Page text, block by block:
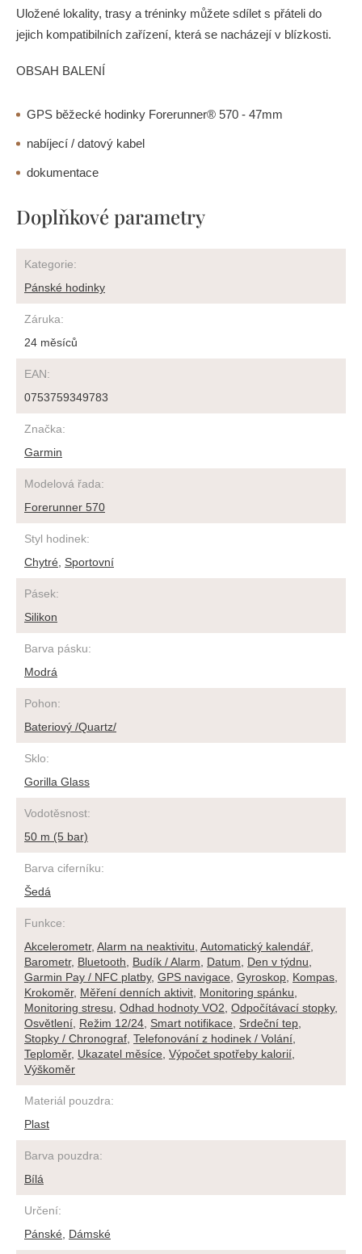
Uložené lokality, trasy a tréninky můžete sdílet s přáteli do
jejich kompatibilních zařízení, která se nacházejí v blízkosti.
OBSAH BALENÍ
GPS běžecké hodinky Forerunner® 570 - 47mm
nabíjecí / datový kabel
dokumentace
Doplňkové parametry
Kategorie:
Pánské hodinky
Záruka:
24 měsíců
EAN:
0753759349783
Značka:
Garmin
Modelová řada:
Forerunner 570
Styl hodinek:
Chytré Sportovní
Pásek:
Silikon
Barva pásku:
Modrá
Pohon:
Bateriový /Quartz/
Sklo:
Gorilla Glass
Vodotěsnost:
50 m (5 bar)
Barva ciferníku:
Šedá
Funkce:
Akcelerometr, Alarm na neaktivitu Automatický kalendář
Barometr, Bluetooth Budík / Alarm Datum Den v týdnu
Garmin Pay / NFC platby, GPS navigace Gyroskop Kompas
Krokoměr, Měření denních aktivit Monitoring spánku
Monitoring stresu Odhad hodnoty VO2 Odpočítávací stopky,
Osvětlení Režim 12/24 Smart notifikace Srdeční tep
Stopky / Chronograf Telefonování z hodinek / Volání
Teploměr, Ukazatel měsíce Výpočet spotřeby kalorií
Výškoměr
Materiál pouzdra:
Plast
Barva pouzdra:
Bílá
Určení:
Pánské Dámské